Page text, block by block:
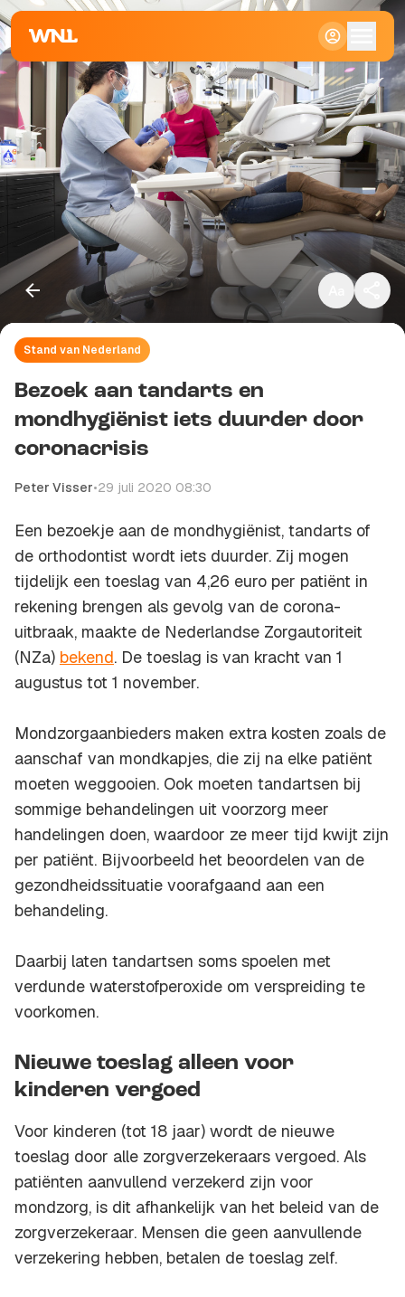
Klein
Standaard
Groot
Stand van Nederland
Bezoek aan tandarts en
mondhygiënist iets duurder door
coronacrisis
Peter Visser•29 juli 2020 08:30
Een bezoekje aan de mondhygiënist, tandarts of
de orthodontist wordt iets duurder. Zij mogen
tijdelijk een toeslag van 4,26 euro per patiënt in
rekening brengen als gevolg van de corona-
uitbraak, maakte de Nederlandse Zorgautoriteit
(NZa) bekend. De toeslag is van kracht van 1
augustus tot 1 november.
Mondzorgaanbieders maken extra kosten zoals de
aanschaf van mondkapjes, die zij na elke patiënt
moeten weggooien. Ook moeten tandartsen bij
sommige behandelingen uit voorzorg meer
handelingen doen, waardoor ze meer tijd kwijt zijn
per patiënt. Bijvoorbeeld het beoordelen van de
gezondheidssituatie voorafgaand aan een
behandeling.
Daarbij laten tandartsen soms spoelen met
verdunde waterstofperoxide om verspreiding te
voorkomen.
Nieuwe toeslag alleen voor
kinderen vergoed
Voor kinderen (tot 18 jaar) wordt de nieuwe
toeslag door alle zorgverzekeraars vergoed. Als
patiënten aanvullend verzekerd zijn voor
mondzorg, is dit afhankelijk van het beleid van de
zorgverzekeraar. Mensen die geen aanvullende
verzekering hebben, betalen de toeslag zelf.